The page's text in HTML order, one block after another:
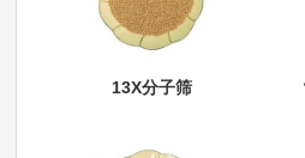
13X分子筛